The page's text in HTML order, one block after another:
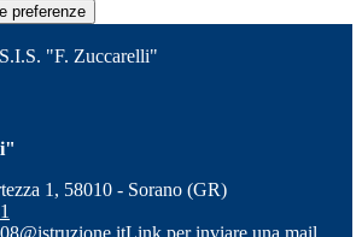
preferenze
"F. Zuccarelli"
1, 58010 - Sorano (GR)